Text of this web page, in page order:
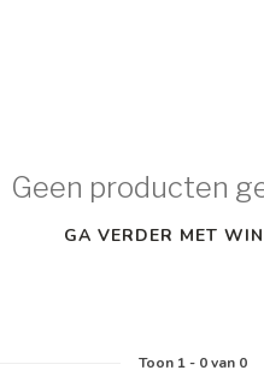
Geen producten
GA VERDER MET
Toon 1- 0van 0